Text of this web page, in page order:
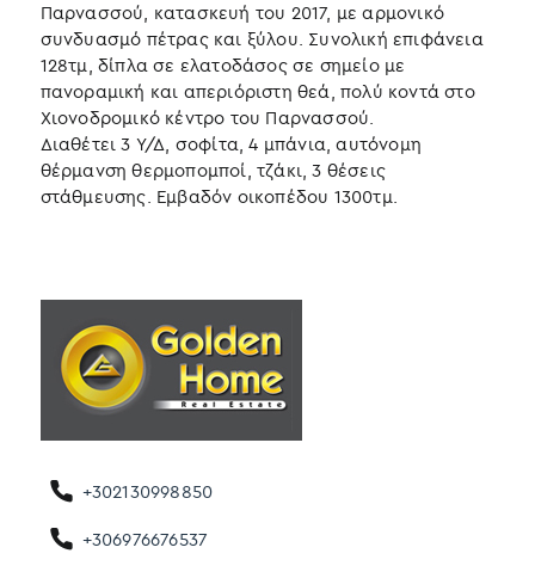
Παρνασσού, κατασκευή του 2017, με αρμονικό
συνδυασμό πέτρας και ξύλου. Συνολική επιφάνεια
128τμ, δίπλα σε ελατοδάσος σε σημείο με
πανοραμική και απεριόριστη θεά, πολύ κοντά στο
Χιονοδρομικό κέντρο του Παρνασσού.
Διαθέτει 3 Υ/Δ, σοφίτα, 4 μπάνια, αυτόνομη
θέρμανση θερμοπομποί, τζάκι, 3 θέσεις
στάθμευσης. Εμβαδόν οικοπέδου 1300τμ.
+302130998850
+306976676537